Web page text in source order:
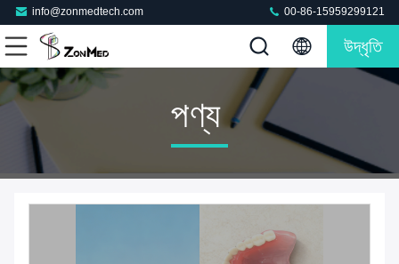
info@zonmedtech.com 00-86-15959299121
উদ্ধৃতি
পণ্য